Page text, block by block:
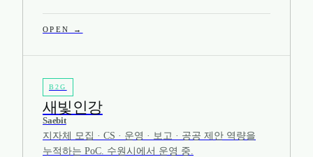
OPEN →
B2G
새빛인강
Saebit
지자체 모집 · CS · 운영 · 보고 · 공공 제안 역량을
누적하는 PoC. 수원시에서 운영 중.